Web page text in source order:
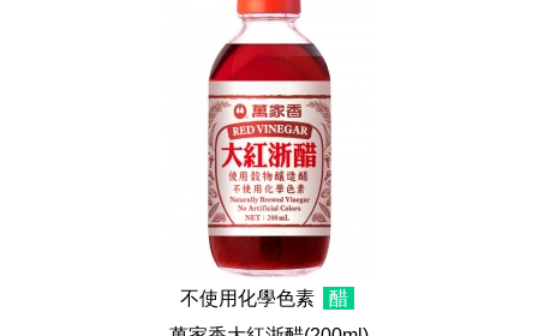
不使用化學色素
醋